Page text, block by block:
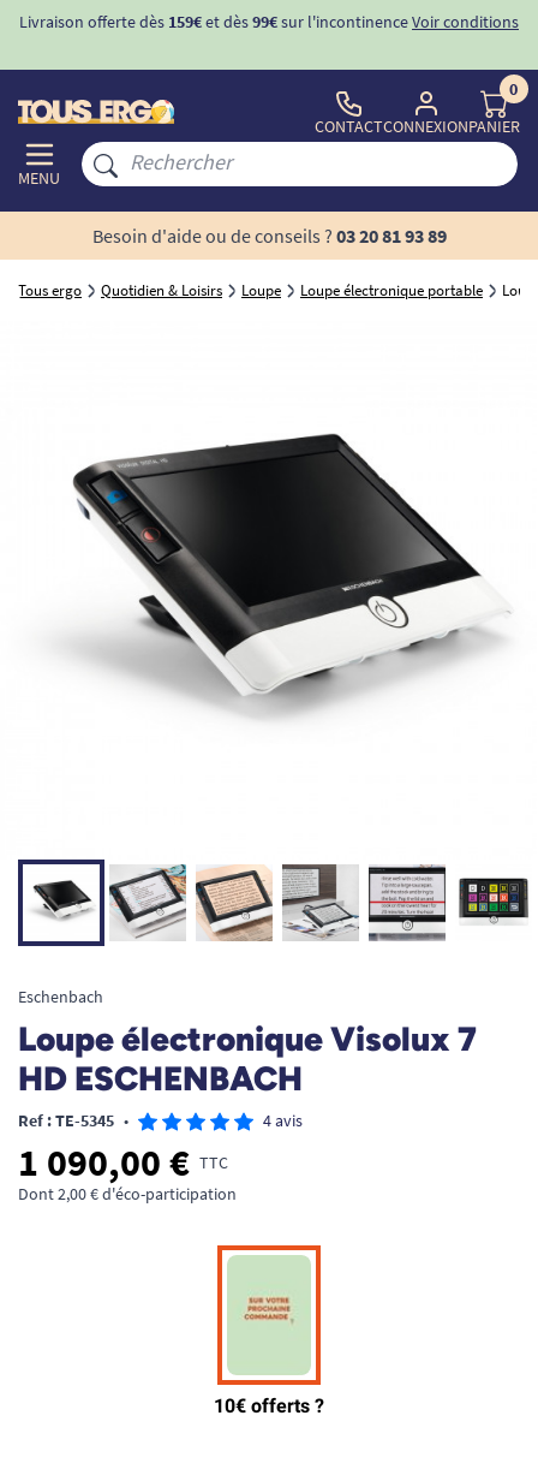
Livraison offerte dès 159€et dès99€sur l'incontinenceVoir conditions
MENU
CONTACTCONNEXION
0
PANIER
Besoin d'aide ou de conseils ? 03 20 81 93 89
Tous ergo Quotidien & Loisirs Loupe Loupe électronique portable
Eschenbach
Loupe électronique Visolux 7
HD ESCHENBACH
Ref : TE-5345 • 4 avis
1 090,00 € TTC
Dont 2,00 € d'éco-participation